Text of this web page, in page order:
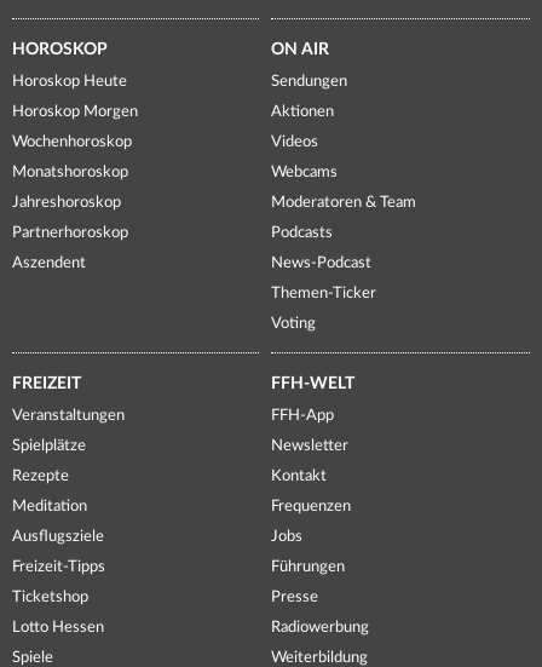
HOROSKOP
Horoskop Heute
Horoskop Morgen
Wochenhoroskop
Monatshoroskop
Jahreshoroskop
Partnerhoroskop
Aszendent
ON AIR
Sendungen
Aktionen
Videos
Webcams
Moderatoren & Team
Podcasts
News-Podcast
Themen-Ticker
Voting
FREIZEIT
Veranstaltungen
Spielplätze
Rezepte
Meditation
Ausflugsziele
Freizeit-Tipps
Ticketshop
Lotto Hessen
Spiele
FFH-WELT
FFH-App
Newsletter
Kontakt
Frequenzen
Jobs
Führungen
Presse
Radiowerbung
Weiterbildung